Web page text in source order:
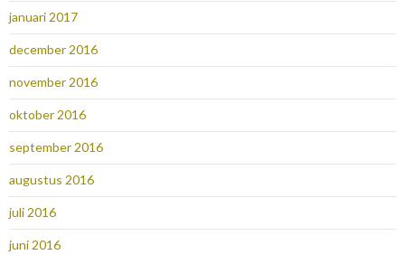
januari 2017
december 2016
november 2016
oktober 2016
september 2016
augustus 2016
juli 2016
juni 2016